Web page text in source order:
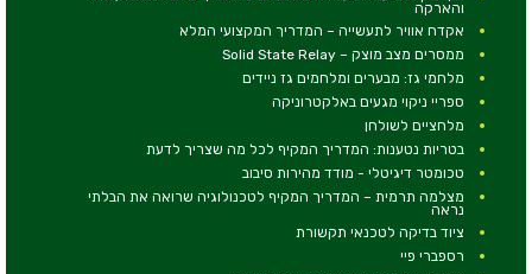
והארקה
אקדח אוויר לתעשייה – המדריך המקצועי המלא
ממסרים מצב מוצק – Solid State Relay
מלחמי גז: מבערים ומלחמים גז ניידים
ספריי ניקוי מגעים באלקטרוניקה
מלחציים לשולחן
בטריות נטענות: המדריך המקיף לכל מה שצריך לדעת
טכומטר דיגיטלי - מודד מהירות סיבוב
מצלמה תרמית – המדריך המקיף לטכנולוגיה שרואה את הבלתי
נראה
ציוד בדיקה לטכנאי תקשורת
רספברי פיי